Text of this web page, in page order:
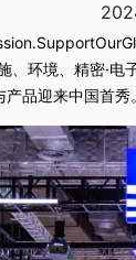
、环境、精密·
品迎来中国首秀。